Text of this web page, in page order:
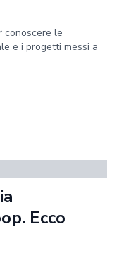
conoscere le
e i progetti messi a
Ecco